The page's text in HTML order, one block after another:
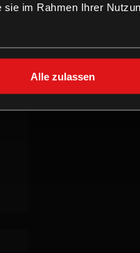
sie im Rahmen Ihrer
Alle zulassen